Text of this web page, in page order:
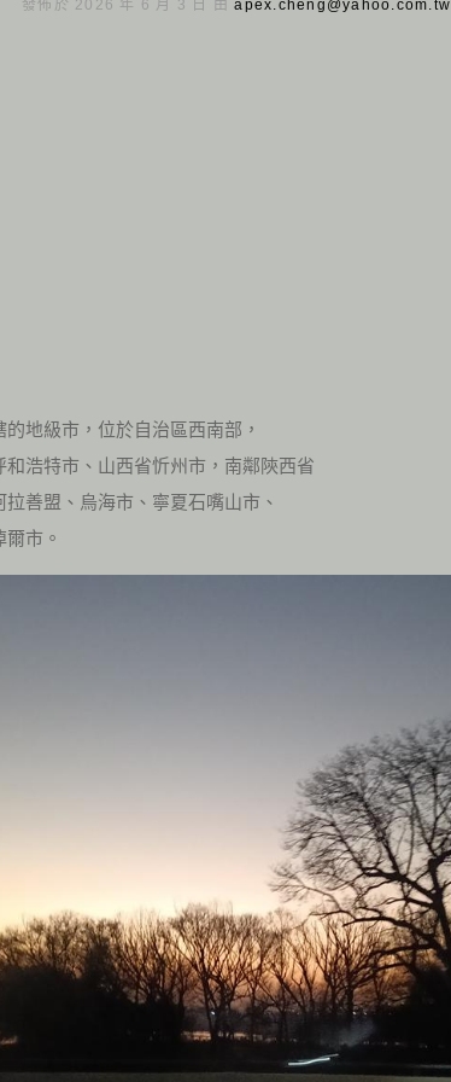
發佈於 2026 年 6 月 3 日 由apex.cheng@yahoo.com.tw
地級市，位於自治區西南部，
浩特市、山西省忻州市，南鄰陝西省
善盟、烏海市、寧夏石嘴山市、
市。